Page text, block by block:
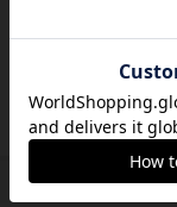
1980〜1990年
作者